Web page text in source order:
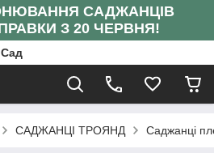
САДЖАНЦІВ
З 20 ЧЕРВНЯ!
Сад
САДЖАНЦІ ТРОЯНД Саджанці